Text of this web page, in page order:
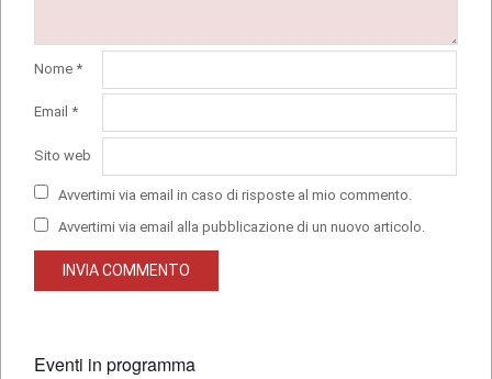
Nome *
Email *
Sito web
Avvertimi via email in caso di risposte al mio commento.
Avvertimi via email alla pubblicazione di un nuovo articolo.
Eventi in programma